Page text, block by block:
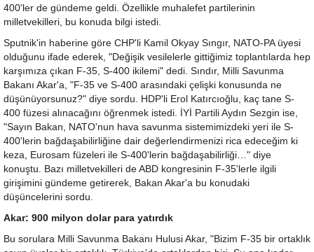
400'ler de gündeme geldi. Özellikle muhalefet partilerinin
milletvekilleri, bu konuda bilgi istedi.
Sputnik'in haberine göre CHP'li Kamil Okyay Sıngır, NATO-PA üyesi
olduğunu ifade ederek, "Değişik vesilelerle gittiğimiz toplantılarda hep
karşımıza çıkan F-35, S-400 ikilemi" dedi. Sındır, Milli Savunma
Bakanı Akar'a, "F-35 ve S-400 arasındaki çelişki konusunda ne
düşünüyorsunuz?" diye sordu. HDP'li Erol Katırcıoğlu, kaç tane S-
400 füzesi alınacağını öğrenmek istedi. İYİ Partili Aydın Sezgin ise,
"Sayın Bakan, NATO'nun hava savunma sistemimizdeki yeri ile S-
400'lerin bağdaşabilirliğine dair değerlendirmenizi rica edeceğim ki
keza, Eurosam füzeleri ile S-400'lerin bağdaşabilirliği…" diye
konuştu. Bazı milletvekilleri de ABD kongresinin F-35'lerle ilgili
girişimini gündeme getirerek, Bakan Akar'a bu konudaki
düşüncelerini sordu.
Akar: 900 milyon dolar para yatırdık
Bu sorulara Milli Savunma Bakanı Hulusi Akar, "Bizim F-35 bir ortaklık